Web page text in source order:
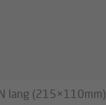
lang (215×110mm)